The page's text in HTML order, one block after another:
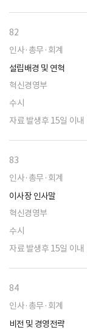
82
인사·총무·회계
설립배경 및 연혁
혁신경영부
수시
자료 발생후 15일 이내
83
인사·총무·회계
이사장 인사말
혁신경영부
수시
자료 발생후 15일 이내
84
인사·총무·회계
비전 및 경영전략